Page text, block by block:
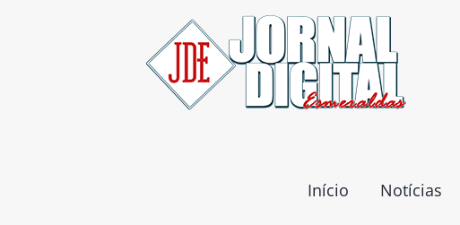
Início Notícias